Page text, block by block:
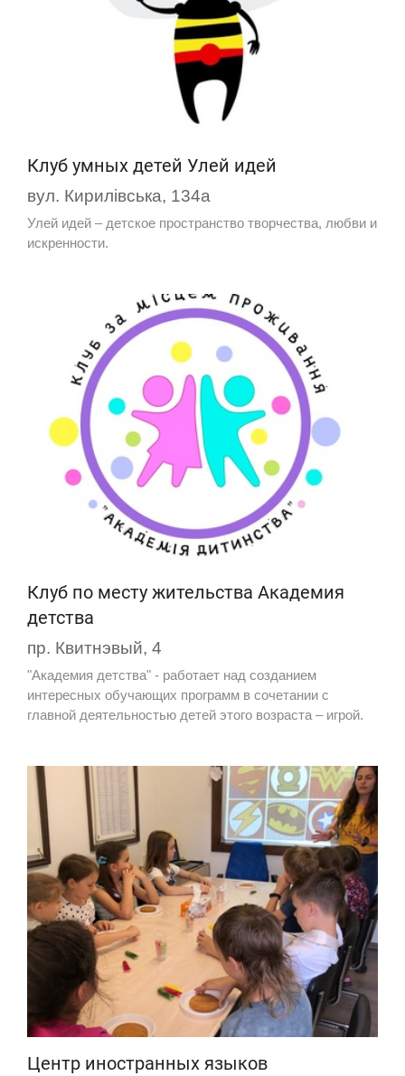
Клуб умных детей Улей идей
вул. Кирилівська, 134а
Улей идей – детское пространство творчества, любви и
искренности.
Клуб по месту жительства Академия
детства
пр. Квитнэвый, 4
"Академия детства" - работает над созданием
интересных обучающих программ в сочетании с
главной деятельностью детей этого возраста – игрой.
Центр иностранных языков